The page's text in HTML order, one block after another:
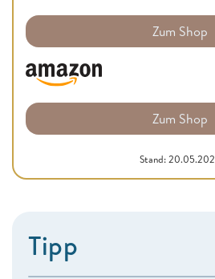
Zum Shop
Zum Shop
Stand:
Tipp